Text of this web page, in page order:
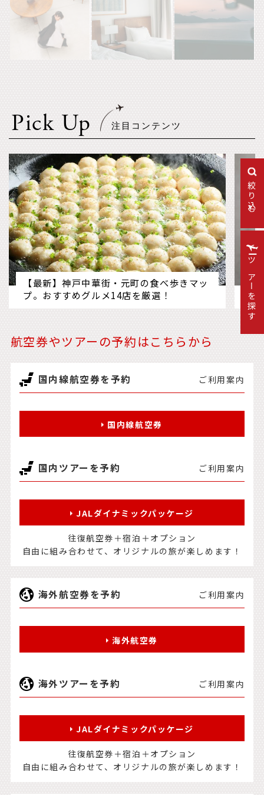
絞り込む
Pick Up
【最新】神戸中華街・元町の食べ歩きマッ
プ。おすすめグルメ14店を厳選！
箱
に
航空券やツアーの予約はこちらから
国内線航空券を予約 ご利用案内
国内線航空券
国内ツアーを予約 ご利用案内
JALダイナミックパッケージ
往復航空券＋宿泊＋オプション
自由に組み合わせて、オリジナルの旅が楽しめます！
海外航空券を予約 ご利用案内
海外航空券
海外ツアーを予約 ご利用案内
JALダイナミックパッケージ
往復航空券＋宿泊＋オプション
自由に組み合わせて、オリジナルの旅が楽しめます！
ツアーを探す